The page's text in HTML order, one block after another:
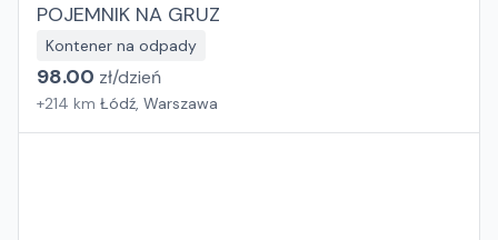
POJEMNIK NA GRUZ
Kontener na odpady
98.00 zł/dzień
+214 km Łódź, Warszawa